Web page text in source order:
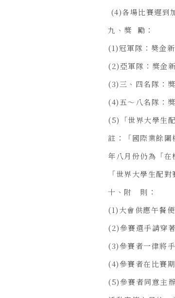
(4)各場比賽遲到
九、獎 勵：
(1)冠軍隊：奬金
(2)亞軍隊：獎金
(3)三、四名隊：
(4)五～八名隊：
(5)「世界大學生
註：「國際業餘
年八月份仍為「
「世界大學生配
十、附 則：
(1)大會供應午餐便
(2)參賽選手請穿
(3)參賽者一律將
(4)參賽者在比賽
(5)參賽者同意主